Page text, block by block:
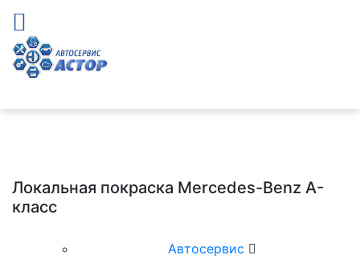
Локальная покраска Mercedes-Benz A-
класс
Автосервис